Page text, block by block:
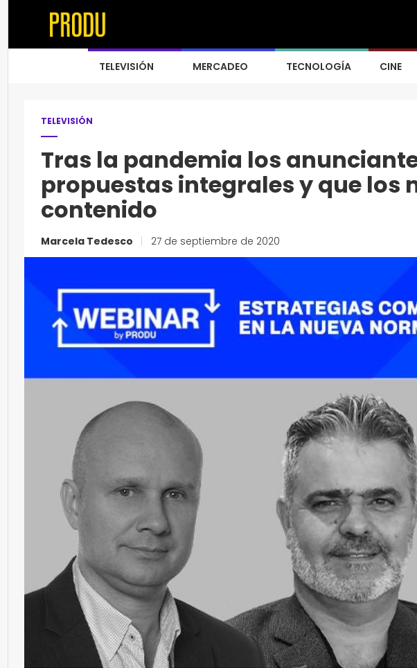
TELEVISIÓN MERCADEO TECNOLOGÍA CINE
TELEVISIÓN
Tras la pandemia los
propuestas integrales y que los
contenido
Marcela Tedesco 27 de septiembre de 2020